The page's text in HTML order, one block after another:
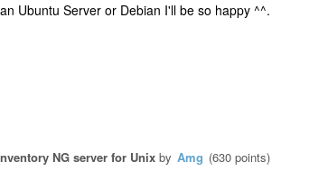
Ubuntu Server or Debian I'll be so happy ^^.
NG server for Unix by Amg (630 points)